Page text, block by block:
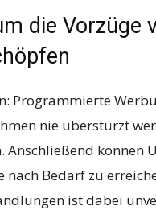
die
Programmierte
nie überstürzt
Anschließend können
nach Bedarf zu
ist dabei